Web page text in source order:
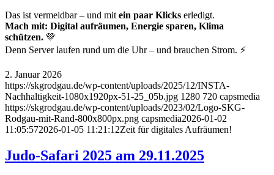
Das ist vermeidbar – und mit ein paar Klicks erledigt.
Mach mit: Digital aufräumen, Energie sparen, Klima
schützen. 💚
Denn Server laufen rund um die Uhr – und brauchen Strom. ⚡
2. Januar 2026
https://skgrodgau.de/wp-content/uploads/2025/12/INSTA-
Nachhaltigkeit-1080x1920px-51-25_05b.jpg 1280 720 capsmedia
https://skgrodgau.de/wp-content/uploads/2023/02/Logo-SKG-
Rodgau-mit-Rand-800x800px.png capsmedia2026-01-02
11:05:572026-01-05 11:21:12Zeit für digitales Aufräumen!
Judo-Safari 2025 am 29.11.2025